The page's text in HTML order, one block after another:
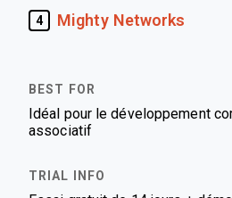
4 Mighty Networks
Idéal pour le développement
associatif